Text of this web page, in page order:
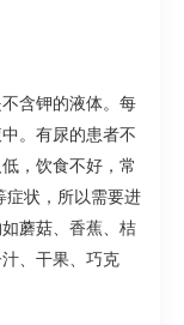
含钾的液体。每
。有尿的患者不
，饮食不好，常
症状，所以需要进
蘑菇、香蕉、桔
、干果、巧克